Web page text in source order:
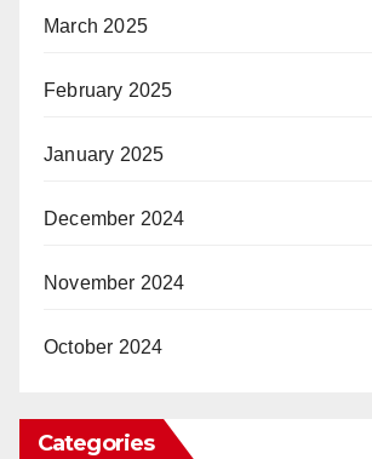
March 2025
February 2025
January 2025
December 2024
November 2024
October 2024
Categories